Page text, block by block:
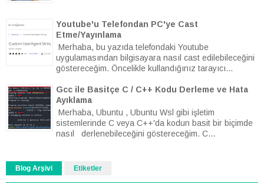
Youtube'u Telefondan PC'ye Cast
Etme/Yayınlama
Merhaba, bu yazıda telefondaki Youtube
uygulamasından bilgisayara nasıl cast edilebileceğini
göstereceğim. Öncelikle kullandığınız tarayıcı...
Gcc ile Basitçe C / C++ Kodu Derleme ve Hata
Ayıklama
Merhaba, Ubuntu , Ubuntu Wsl gibi işletim
sistemlerinde C veya C++'da kodun basit bir biçimde
nasıl derlenebileceğini göstereceğim. C...
Blog Arşivi Etiketler